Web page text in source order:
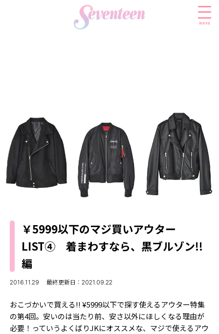
menu
モデル私服
着回し
着痩せ
BEAUTY
ビューティニュース
トレンドメイク
ベストコスメ
ヘアアレンジ・ヘアケア
SCHOOL
スクールニュース
制服コーデ
学校ヘアメイク
ENTERTAINMENT
エンタメニュース
LIFESTYLE
ライフスタイルニュース
モデルの購入品
おでかけ
お悩み相談
MODELS
MODEL'S BLOG
TikTok
Instagram
YouTube
FORTUNE
￥5999以下のマジ買いアウター
LIST④ 着まわすなら、黒ブルゾン!!
編
2016.11.29 最終更新日：2021.09.22
おこづかいで買える!! ¥5999以下で探す使えるアウター特集
の第4回。安いのは当たり前、安さ以外にほしくなる理由が
必要！っていうよくばりJKにオススメな、マジで使えるアウ